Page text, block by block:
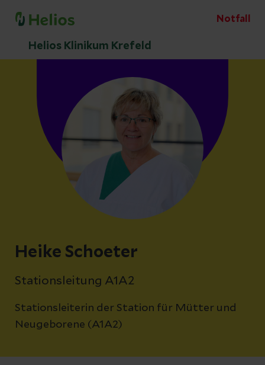
Notfall
Helios Klinikum Krefeld
Heike Schoeter
Stationsleitung A1A2
Stationsleiterin der Station für Mütter und
Neugeborene (A1A2)